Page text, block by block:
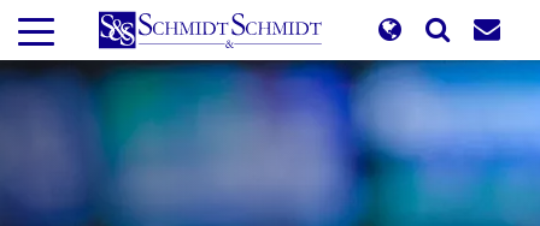
Direkt
zum
Inhalt